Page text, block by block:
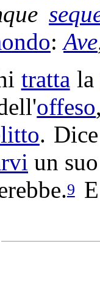
:Ave
tratta la
offeso
.
un
.9E